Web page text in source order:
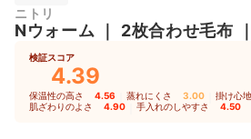
ニトリ
Nウォーム ｜ 2枚合わせ毛布 ｜
検証スコア
4.39
保温性の高さ 4.56 蒸れにくさ 3.00 掛け心
肌ざわりのよさ 4.90 手入れのしやすさ 4.50